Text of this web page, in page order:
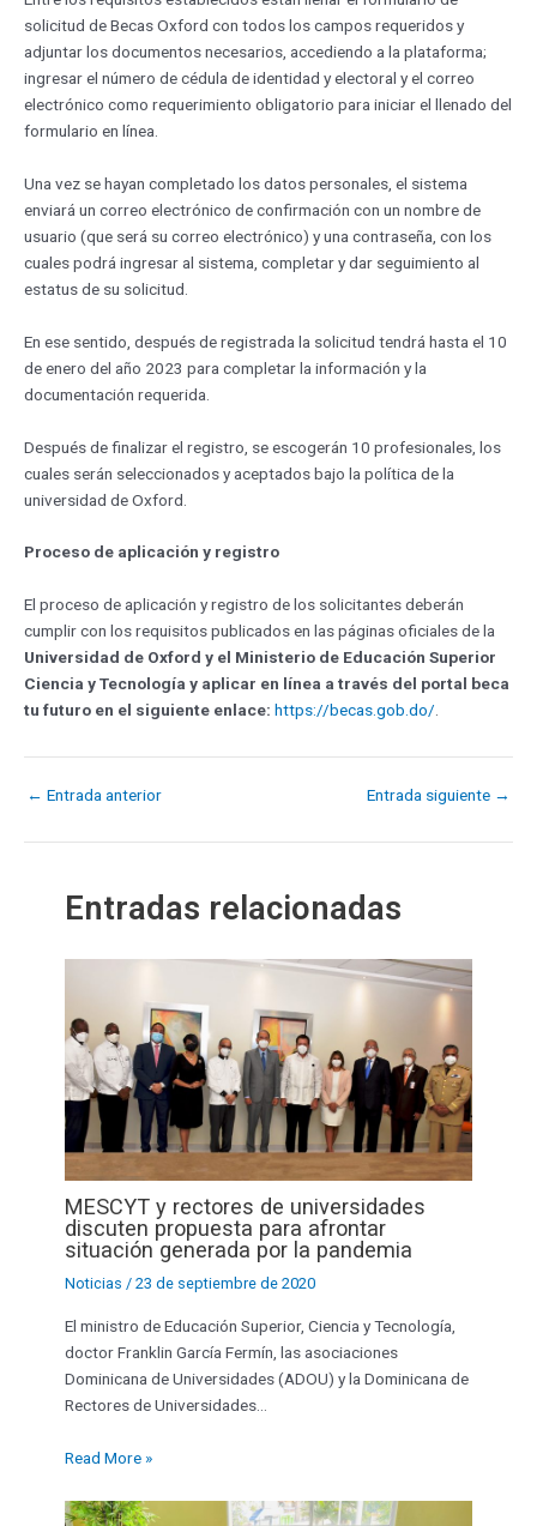
solicitud de Becas Oxford con todos los campos requeridos y
adjuntar los documentos necesarios, accediendo a la plataforma;
ingresar el número de cédula de identidad y electoral y el correo
electrónico como requerimiento obligatorio para iniciar el llenado del
formulario en línea.
Una vez se hayan completado los datos personales, el sistema
enviará un correo electrónico de confirmación con un nombre de
usuario (que será su correo electrónico) y una contraseña, con los
cuales podrá ingresar al sistema, completar y dar seguimiento al
estatus de su solicitud.
En ese sentido, después de registrada la solicitud tendrá hasta el 10
de enero del año 2023 para completar la información y la
documentación requerida.
Después de finalizar el registro, se escogerán 10 profesionales, los
cuales serán seleccionados y aceptados bajo la política de la
universidad de Oxford.
Proceso de aplicación y registro
El proceso de aplicación y registro de los solicitantes deberán
cumplir con los requisitos publicados en las páginas oficiales de la
Universidad de Oxford y el Ministerio de Educación Superior
Ciencia y Tecnología y aplicar en línea a través del portal beca
tu futuro en el siguiente enlace: https://becas.gob.do/.
← Entrada anterior Entrada siguiente →
Entradas relacionadas
MESCYT y rectores de universidades
discuten propuesta para afrontar
situación generada por la pandemia
Noticias /23 de septiembre de 2020
El ministro de Educación Superior, Ciencia y Tecnología,
doctor Franklin García Fermín, las asociaciones
Dominicana de Universidades (ADOU) y la Dominicana de
Rectores de Universidades…
Read More »